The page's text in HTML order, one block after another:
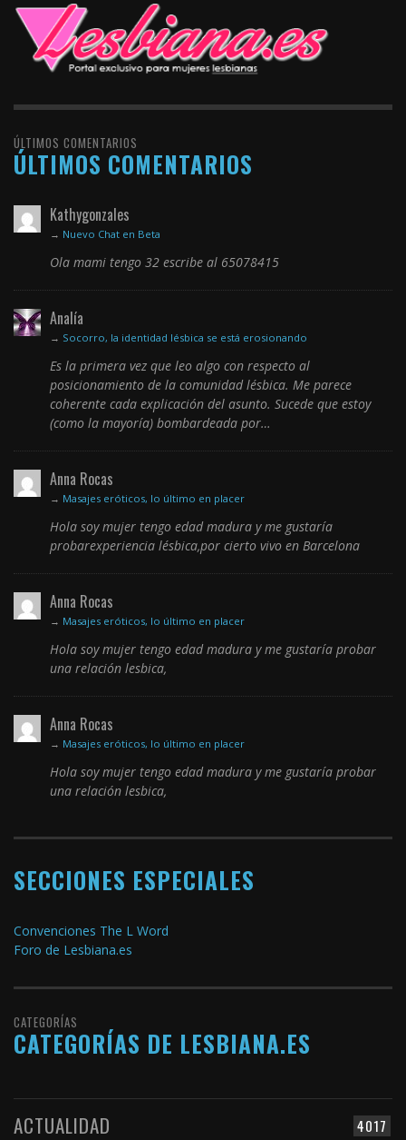
ÚLTIMOS COMENTARIOS
ÚLTIMOS COMENTARIOS
Kathygonzales
→ Nuevo Chat en Beta
Ola mami tengo 32 escribe al 65078415
Analía
→ Socorro, la identidad lésbica se está erosionando
Es la primera vez que leo algo con respecto al
posicionamiento de la comunidad lésbica. Me parece
coherente cada explicación del asunto. Sucede que estoy
(como la mayoría) bombardeada por…
Anna Rocas
→ Masajes eróticos, lo último en placer
Hola soy mujer tengo edad madura y me gustaría
probarexperiencia lésbica,por cierto vivo en Barcelona
Anna Rocas
→ Masajes eróticos, lo último en placer
Hola soy mujer tengo edad madura y me gustaría probar
una relación lesbica,
Anna Rocas
→ Masajes eróticos, lo último en placer
Hola soy mujer tengo edad madura y me gustaría probar
una relación lesbica,
SECCIONES ESPECIALES
Convenciones The L Word
Foro de Lesbiana.es
CATEGORÍAS
CATEGORÍAS DE LESBIANA.ES
4017
ACTUALIDAD